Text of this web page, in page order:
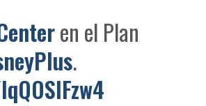
en el Plan
.